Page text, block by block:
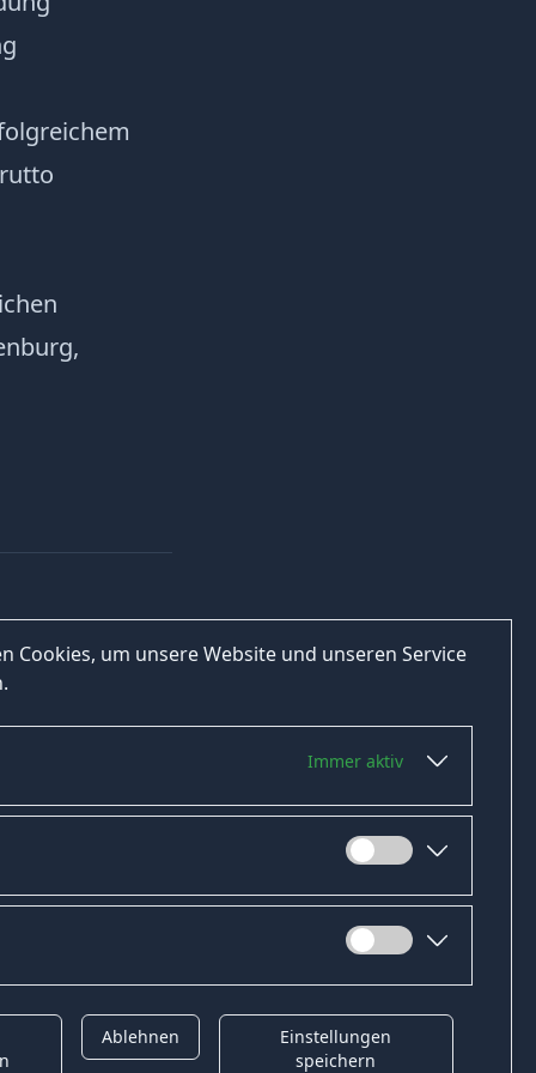
Cookies, um unsere Website und unseren Service
Immer aktiv
Ablehnen
Einstellungen
speichern
Gender-Hinweis